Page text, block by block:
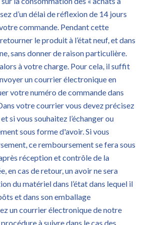
d’un délai de réflexion de 14 jours
commande. Pendant cette
le produit à l’état neuf, et dans
sans donner de raison particulière.
à votre charge. Pour cela, il suffit
un courrier électronique en
votre numéro de commande dans
votre courrier vous devez précisez
si vous souhaitez l’échanger ou
sous forme d'avoir. Si vous
ce remboursement se fera sous
réception et contrôle de la
en cas de retour, un avoir ne sera
du matériel dans l’état dans lequel il
et dans son emballage
un courrier électronique de notre
à suivre dans le cas des